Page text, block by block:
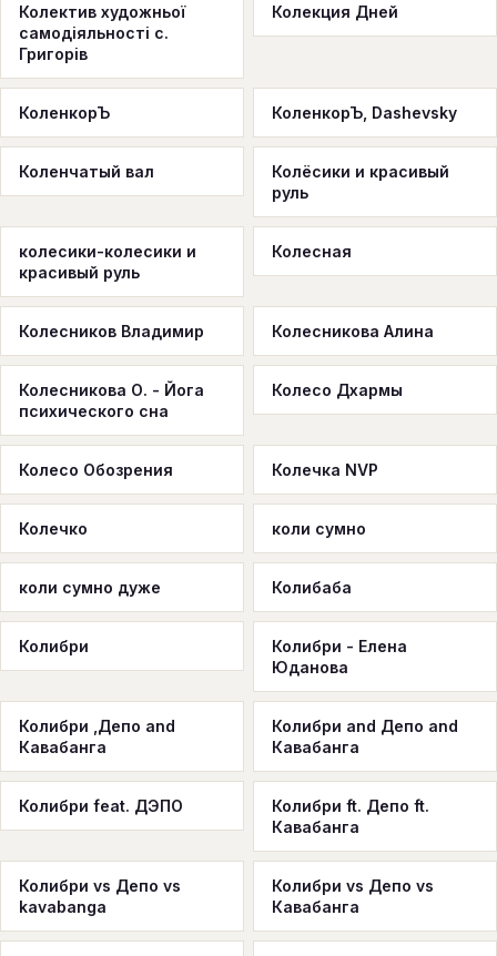
Колектив художньої
самодіяльності с.
Григорів
Колекция Дней
КоленкорЪ КоленкорЪ, Dashevsky
Коленчатый вал
Колёсики и красивый
руль
колесики-колесики и
красивый руль
Колесная
Колесников Владимир Колесникова Алина
Колесникова О. - Йога
психического сна
Колесо Дхармы
Колесо Обозрения Колечка NVP
Колечко коли сумно
коли сумно дуже Колибаба
Колибри
Колибри - Елена
Юданова
Колибри ,Депо and
Кавабанга
Колибри and Депо and
Кавабанга
Колибри feat. ДЭПО
Колибри ft. Депо ft.
Кавабанга
Колибри vs Депо vs
kavabanga
Колибри vs Депо vs
Кавабанга